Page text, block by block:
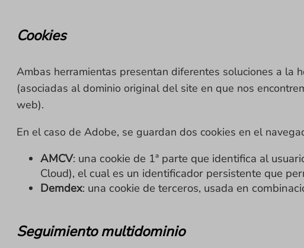
Cookies
Ambas herramientas presentan diferentes soluciones a la
(asociadas al dominio original del site en que nos
web).
En el caso de Adobe, se guardan dos cookies en el
AMCV: una cookie de 1ª parte que identifica al
Cloud), el cual es un identificador persistente que
Demdex: una cookie de terceros, usada en
Seguimiento multidominio